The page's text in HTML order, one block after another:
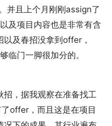
并且上个月刚刚assign了
及项目内容也是非常有含
及春招没拿到offer，
临门一脚很加分的。
招，据我观察在准备找工
offer，而且这是在项目